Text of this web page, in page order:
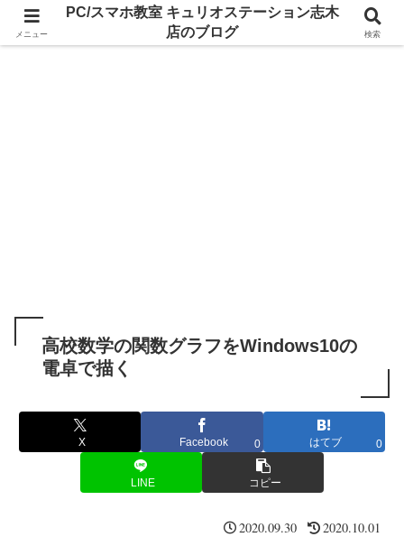
高校数学の関数グラフをWindows10の
電卓で描く
X Facebook 0 はてブ 0
LINE コピー
2020.09.30 2020.10.01
メニュー
PC/スマホ教室 キュリオステーション志木
店のブログ
検索